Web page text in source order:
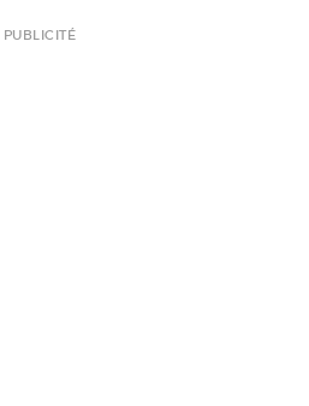
PUBLICITÉ